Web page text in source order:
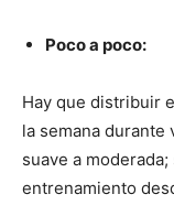
Poco a poco:
Hay que distribuir
la semana durante
suave a
entrenamiento